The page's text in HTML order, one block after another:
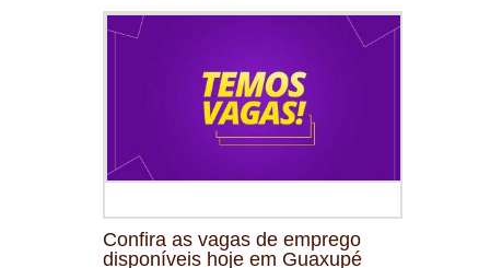
Confira as vagas de emprego
disponíveis hoje em Guaxupé